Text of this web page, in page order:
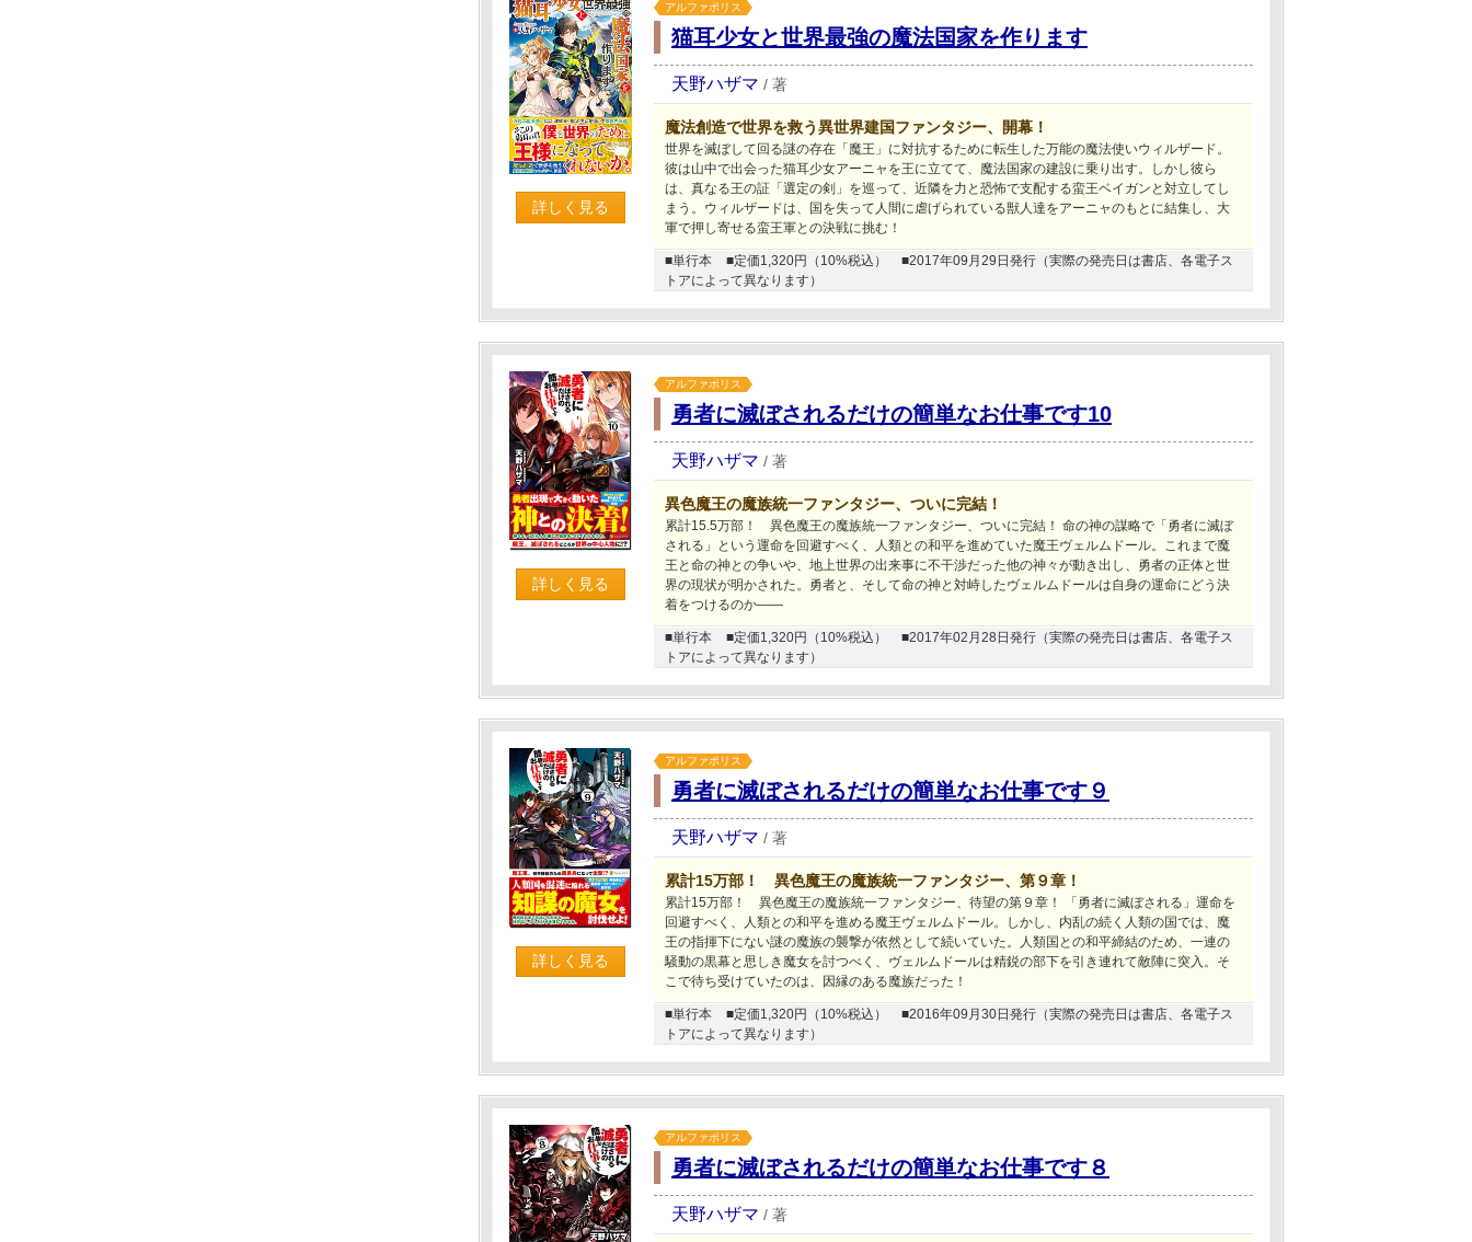
詳しく見る
アルファポリス
猫耳少女と世界最強の魔法国家を作ります
天野ハザマ / 著
魔法創造で世界を救う異世界建国ファンタジー、開幕！
世界を滅ぼして回る謎の存在「魔王」に対抗するために転生した万能の魔法使いウィルザード。
彼は山中で出会った猫耳少女アーニャを王に立てて、魔法国家の建設に乗り出す。しかし彼ら
は、真なる王の証「選定の剣」を巡って、近隣を力と恐怖で支配する蛮王ベイガンと対立してし
まう。ウィルザードは、国を失って人間に虐げられている獣人達をアーニャのもとに結集し、大
軍で押し寄せる蛮王軍との決戦に挑む！
■単行本 ■定価1,320円（10%税込）
■2017年09月29日発行（実際の発売日は書店、各電子ス
トアによって異なります）
詳しく見る
アルファポリス
勇者に滅ぼされるだけの簡単なお仕事です10
天野ハザマ / 著
異色魔王の魔族統一ファンタジー、ついに完結！
累計15.5万部！ 異色魔王の魔族統一ファンタジー、ついに完結！ 命の神の謀略で「勇者に滅ぼ
される」という運命を回避すべく、人類との和平を進めていた魔王ヴェルムドール。これまで魔
王と命の神との争いや、地上世界の出来事に不干渉だった他の神々が動き出し、勇者の正体と世
界の現状が明かされた。勇者と、そして命の神と対峙したヴェルムドールは自身の運命にどう決
着をつけるのか――
■単行本 ■定価1,320円（10%税込）
■2017年02月28日発行（実際の発売日は書店、各電子ス
トアによって異なります）
詳しく見る
アルファポリス
勇者に滅ぼされるだけの簡単なお仕事です９
天野ハザマ / 著
累計15万部！ 異色魔王の魔族統一ファンタジー、第９章！
累計15万部！ 異色魔王の魔族統一ファンタジー、待望の第９章！ 「勇者に滅ぼされる」運命を
回避すべく、人類との和平を進める魔王ヴェルムドール。しかし、内乱の続く人類の国では、魔
王の指揮下にない謎の魔族の襲撃が依然として続いていた。人類国との和平締結のため、一連の
騒動の黒幕と思しき魔女を討つべく、ヴェルムドールは精鋭の部下を引き連れて敵陣に突入。そ
こで待ち受けていたのは、因縁のある魔族だった！
■単行本 ■定価1,320円（10%税込）
■2016年09月30日発行（実際の発売日は書店、各電子ス
トアによって異なります）
アルファポリス
勇者に滅ぼされるだけの簡単なお仕事です８
天野ハザマ / 著